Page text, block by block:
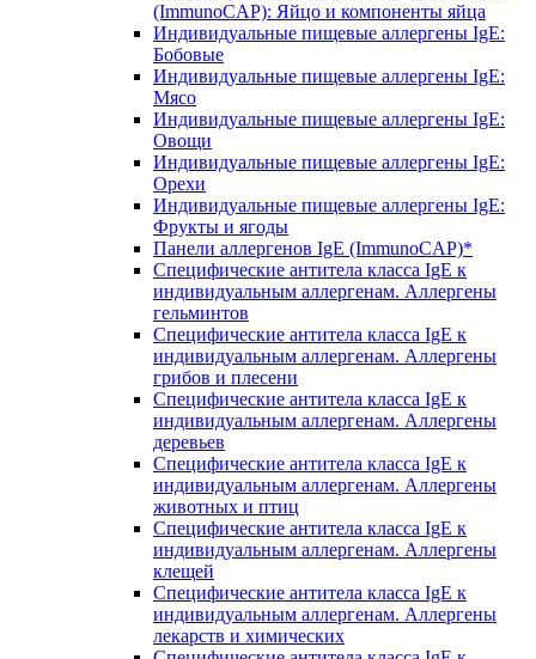
(ImmunoCAP): Яйцо и компоненты яйца
Индивидуальные пищевые аллергены IgE:
Бобовые
Индивидуальные пищевые аллергены IgE:
Мясо
Индивидуальные пищевые аллергены IgE:
Овощи
Индивидуальные пищевые аллергены IgE:
Орехи
Индивидуальные пищевые аллергены IgE:
Фрукты и ягоды
Панели аллергенов IgE (ImmunoCAP)*
Специфические антитела класса IgE к
индивидуальным аллергенам. Аллергены
гельминтов
Специфические антитела класса IgE к
индивидуальным аллергенам. Аллергены
грибов и плесени
Специфические антитела класса IgE к
индивидуальным аллергенам. Аллергены
деревьев
Специфические антитела класса IgE к
индивидуальным аллергенам. Аллергены
животных и птиц
Специфические антитела класса IgE к
индивидуальным аллергенам. Аллергены
клещей
Специфические антитела класса IgE к
индивидуальным аллергенам. Аллергены
лекарств и химических